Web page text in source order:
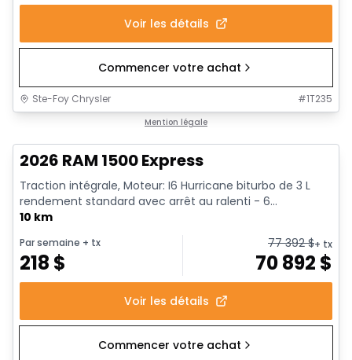
Voir les détails
Commencer votre achat
Ste-Foy Chrysler #1T235
Mention légale
2026 RAM 1500 Express
Traction intégrale, Moteur: I6 Hurricane biturbo de 3 L
rendement standard avec arrêt au ralenti - 6...
10 km
Par semaine + tx
218 $
77 392$+ tx
70 892 $
Voir les détails
Commencer votre achat